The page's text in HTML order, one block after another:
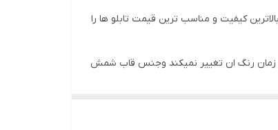
کیفیت و مناسب ترین قیمت تابلو ها را
زمان رنگ ان تغییر نمیکند وجنس قاب شمش